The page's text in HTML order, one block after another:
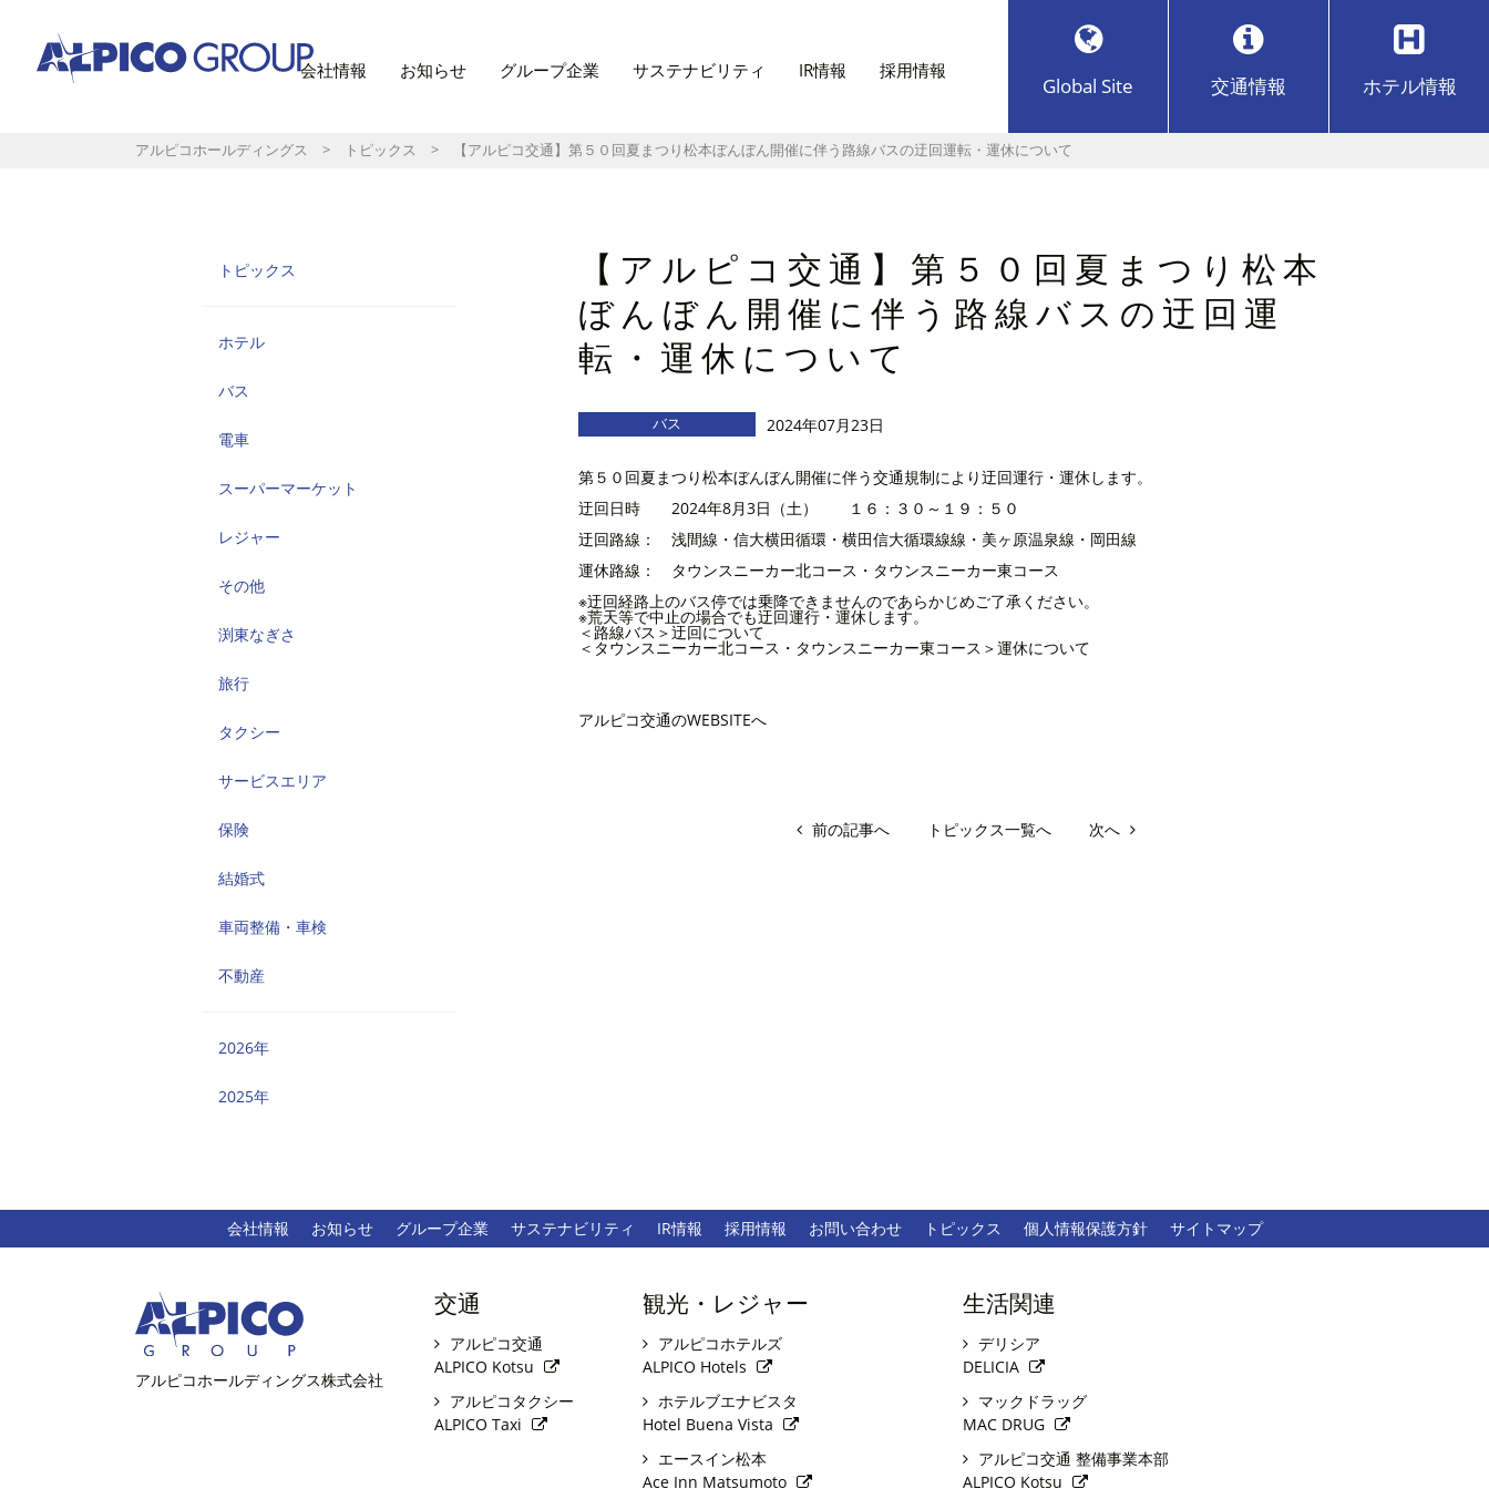
会社情報 お知らせ グループ企業 サステナビリティ IR情報 採用情報
Global Site 交通情報 ホテル情報
アルピコホールディングス > トピックス > 【アルピコ交通】第５０回夏まつり松本ぼんぼん開催に伴う路線バスの迂回運転・運休について
トピックス
ホテル
バス
電車
スーパーマーケット
レジャー
その他
渕東なぎさ
旅行
タクシー
サービスエリア
保険
結婚式
車両整備・車検
不動産
2026年
2025年
【アルピコ交通】第５０回夏まつり松本
ぼんぼん開催に伴う路線バスの迂回運
転・運休について
バス 2024年07月23日
第５０回夏まつり松本ぼんぼん開催に伴う交通規制により迂回運行・運休します。
迂回日時 2024年8月3日（土） １６：３０～１９：５０
迂回路線： 浅間線・信大横田循環・横田信大循環線線・美ヶ原温泉線・岡田線
運休路線： タウンスニーカー北コース・タウンスニーカー東コース
※迂回経路上のバス停では乗降できませんのであらかじめご了承ください。
※荒天等で中止の場合でも迂回運行・運休します。
＜路線バス＞迂回について
＜タウンスニーカー北コース・タウンスニーカー東コース＞運休について
アルピコ交通のWEBSITEへ
前の記事へ トピックス一覧へ 次へ
会社情報 お知らせ グループ企業 サステナビリティ IR情報 採用情報 お問い合わせ トピックス 個人情報保護方針 サイトマップ
アルピコホールディングス株式会社
交通
アルピコ交通
ALPICO Kotsu
アルピコタクシー
ALPICO Taxi
観光・レジャー
アルピコホテルズ
ALPICO Hotels
ホテルブエナビスタ
Hotel Buena Vista
エースイン松本
Ace Inn Matsumoto
生活関連
デリシア
DELICIA
マックドラッグ
MAC DRUG
アルピコ交通 整備事業本部
ALPICO Kotsu